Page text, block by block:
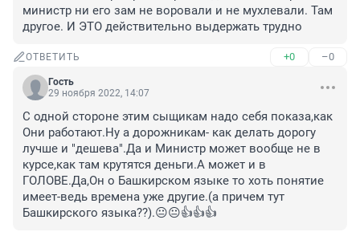
министр ни его зам не воровали и не мухлевали. Там
другое. И ЭТО действительно выдержать трудно
ОТВЕТИТЬ +0 –0
Гость
29 ноября 2022, 14:07
С одной стороне этим сыщикам надо себя показа,как
Они работают.Ну а дорожникам- как делать дорогу
лучше и "дешева".Да и Министр может вообще не в
курсе,как там крутятся деньги.А может и в
ГОЛОВЕ.Да,Он о Башкирском языке то хоть понятие
имеет-ведь времена уже другие.(а причем тут
Башкирского языка??).😐😐👍👍👍